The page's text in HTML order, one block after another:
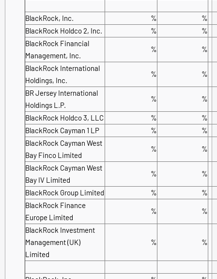
BlackRock, Inc. %
%
BlackRock Holdco 2, Inc.
%
%
BlackRock Financial
Management, Inc.
% %
BlackRock International
Holdings, Inc.
% %
BR Jersey International
Holdings L.P.
% %
BlackRock Holdco 3, LLC %
%
BlackRock Cayman 1 LP
%
%
BlackRock Cayman West
Bay Finco Limited
% %
BlackRock Cayman West
Bay IV Limited
% %
BlackRock Group Limited %
%
BlackRock Finance
Europe Limited
% %
BlackRock Investment
Management (UK)
Limited
% %